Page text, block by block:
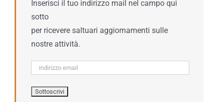
Inserisci il tuo indirizzo mail nel campo qui
sotto
per ricevere saltuari aggiornamenti sulle
nostre attività.